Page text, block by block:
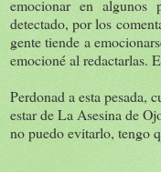
emocionar en algunos
detectado, por los
gente tiende a
emocioné al redactarlas.
Perdonad a esta pesada,
estar de La Asesina de
no puedo evitarlo, tengo